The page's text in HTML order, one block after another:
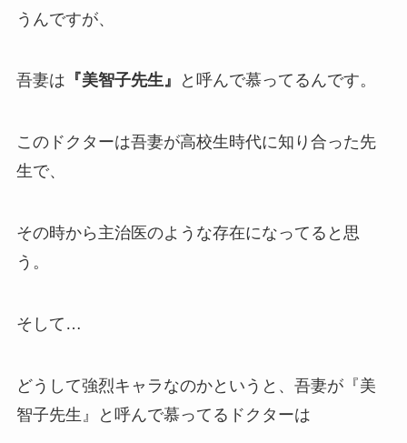
うんですが、
吾妻は 『美智子先生』 と呼んで慕ってるんです。
このドクターは吾妻が高校生時代に知り合った先
生で、
その時から主治医のような存在になってると思
う。
そして…
どうして強烈キャラなのかというと、吾妻が『美
智子先生』と呼んで慕ってるドクターは